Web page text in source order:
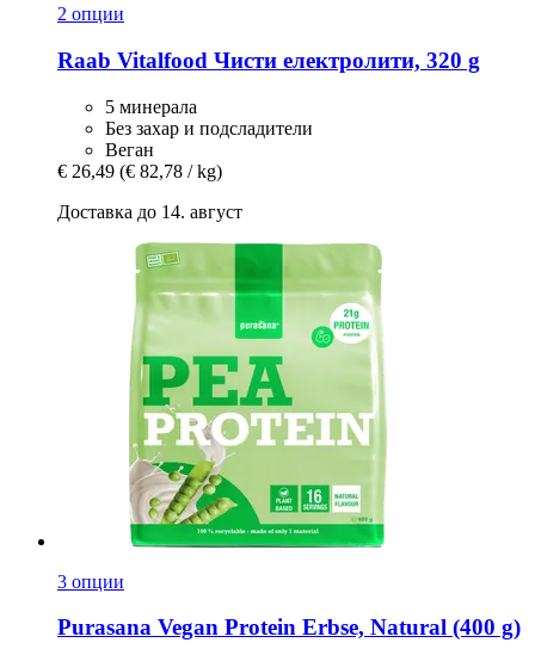
2 опции
Raab Vitalfood Чисти електролити, 320 g
5 минерала
Без захар и подсладители
Веган
€ 26,49 (€ 82,78 / kg)
Доставка до 14. август
3 опции
Purasana Vegan Protein Erbse, Natural (400 g)